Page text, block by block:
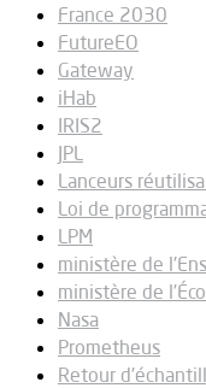
France 2030
FutureEO
Gateway
iHab
IRIS2
JPL
Lanceurs
Loi de
LPM
ministère de
ministère de
Nasa
Prometheus
Retour